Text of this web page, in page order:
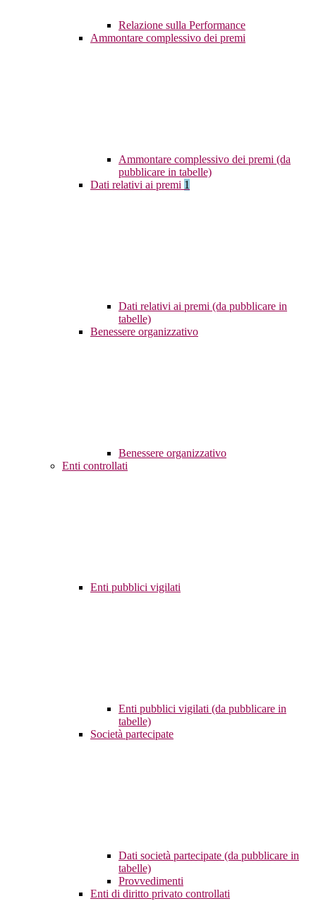
Relazione sulla Performance
Ammontare complessivo dei premi
Ammontare complessivo dei premi (da
pubblicare in tabelle)
Dati relativi ai premi 1
Dati relativi ai premi (da pubblicare in
tabelle)
Benessere organizzativo
Benessere organizzativo
Enti controllati
Enti pubblici vigilati
Enti pubblici vigilati (da pubblicare in
tabelle)
Società partecipate
Dati società partecipate (da pubblicare in
tabelle)
Provvedimenti
Enti di diritto privato controllati